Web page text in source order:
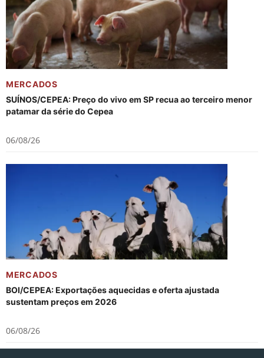
MERCADOS
SUÍNOS/CEPEA: Preço do vivo em SP recua ao terceiro menor
patamar da série do Cepea
06/08/26
MERCADOS
BOI/CEPEA: Exportações aquecidas e oferta ajustada
sustentam preços em 2026
06/08/26